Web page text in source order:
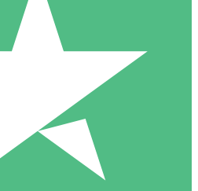
Geen maandelijkse
1000